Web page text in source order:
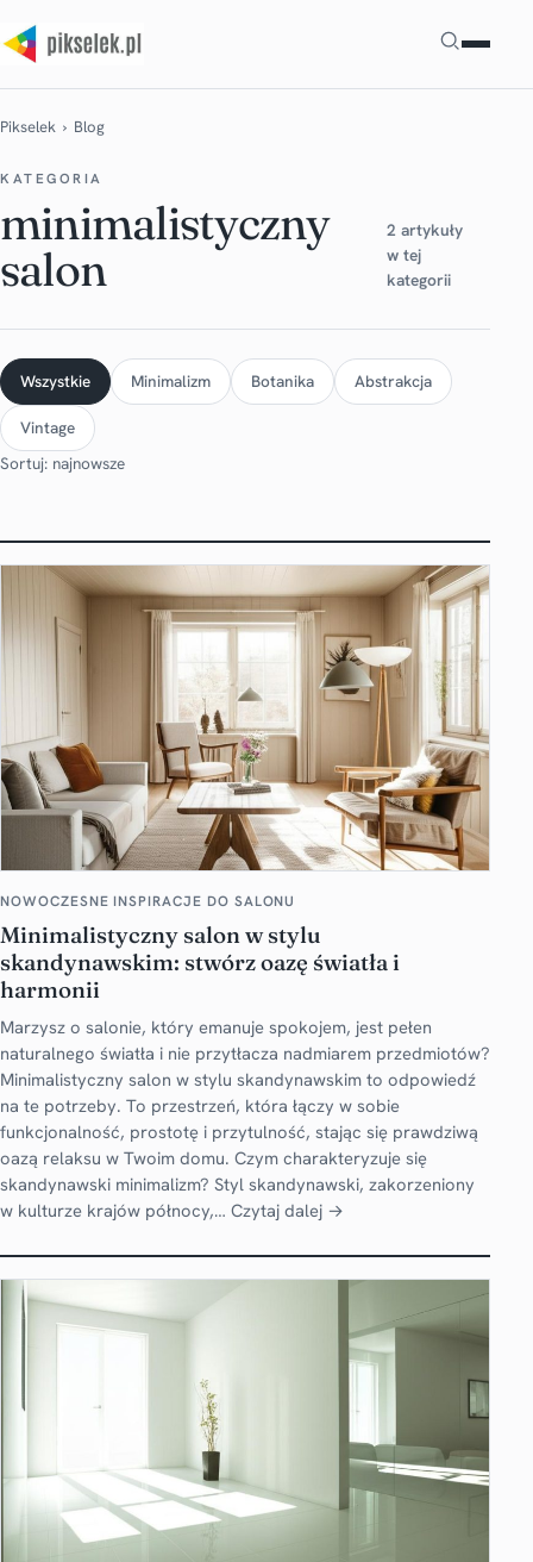
Szukaj
Pikselek › Blog
KATEGORIA
minimalistyczny
salon
2 artykuły
w tej
kategorii
Wszystkie Minimalizm Botanika Abstrakcja
Vintage
Sortuj: najnowsze
NOWOCZESNE INSPIRACJE DO SALONU
Minimalistyczny salon w stylu
skandynawskim: stwórz oazę światła i
harmonii
Marzysz o salonie, który emanuje spokojem, jest pełen
naturalnego światła i nie przytłacza nadmiarem przedmiotów?
Minimalistyczny salon w stylu skandynawskim to odpowiedź
na te potrzeby. To przestrzeń, która łączy w sobie
funkcjonalność, prostotę i przytulność, stając się prawdziwą
oazą relaksu w Twoim domu. Czym charakteryzuje się
skandynawski minimalizm? Styl skandynawski, zakorzeniony
w kulturze krajów północy,… Czytaj dalej →